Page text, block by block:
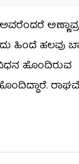
ಅಣ್ಣಾವ್ರ
ಹಿಂದೆ ಹಲವು
ನಿಧನ ಹೊಂದಿರುವ